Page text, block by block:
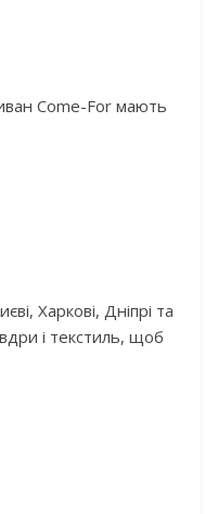
Come-For мають
Харкові, Дніпрі та
і текстиль, щоб